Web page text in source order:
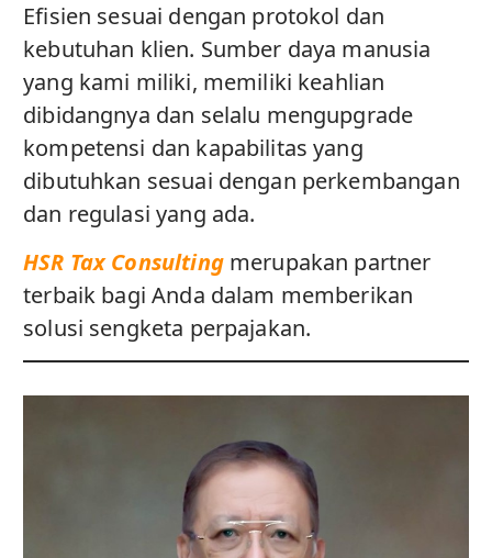
Efisien sesuai dengan protokol dan
kebutuhan klien. Sumber daya manusia
yang kami miliki, memiliki keahlian
dibidangnya dan selalu mengupgrade
kompetensi dan kapabilitas yang
dibutuhkan sesuai dengan perkembangan
dan regulasi yang ada.
HSR Tax Consultingmerupakan partner
terbaik bagi Anda dalam memberikan
solusi sengketa perpajakan.